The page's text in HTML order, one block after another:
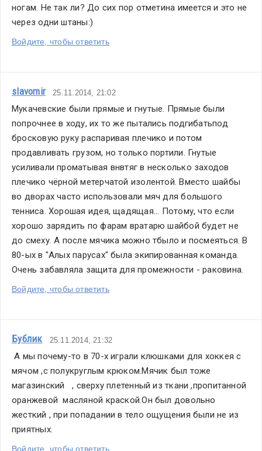
ногам. Не так ли? До сих пор отметина имеется и это не
через одни штаны:)
Войдите, чтобы ответить
slavomir 25.11.2014, 21:02
Мукачевские были прямые и гнутые. Прямые были
попрочнее в ходу, их то же пытались подгибатьпод
бросковую руку распаривая плечико и потом
продавливать грузом, но только портили. Гнутые
усиливали проматывая внвтяг в несколько заходов
плечико чёрной метерчатой изолентой. Вместо шайбы
во дворах часто использовали мяч для большого
тенниса. Хорошая идея, щадящая... Потому, что если
хорошо зарядить по фарам вратарю шайбой будет не
до смеху. А после мячика можно тбыло и посмеяться. В
80-ых в "Алых парусах" была экипированная команда.
Очень забавляла защита для промежности - раковина.
Войдите, чтобы ответить
Бублик 25.11.2014, 21:32
А мы почему-то в 70-х играли клюшками для хоккея с
мячом ,с полукруглым крюком.Мячик был тоже
магазинский   , сверху плетенный из ткани ,пропитанной
оранжевой  масляной краской.Он был довольно
жесткий , при попадании в тело ощущения были не из
приятных.
Войдите, чтобы ответить